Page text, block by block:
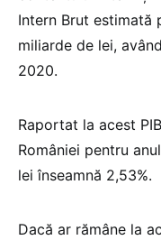
Intern Brut estimată
miliarde de lei,
2020.
Raportat la acest
României pentru
lei înseamnă 2,53%.
Dacă ar rămâne la